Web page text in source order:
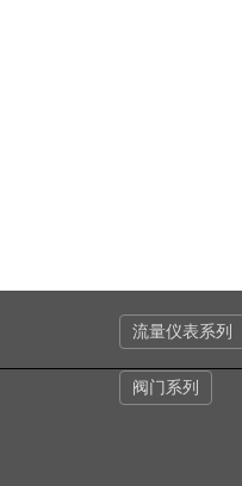
流量仪表系列
阀门系列